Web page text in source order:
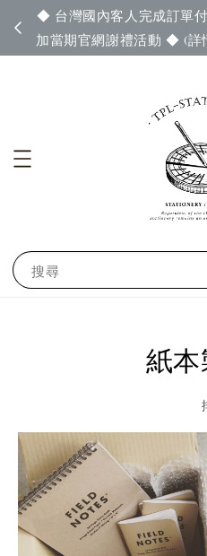
◆ 台灣國內客人完成訂單
加當期官網謝禮活動 ◆ (詳
搜尋
紙